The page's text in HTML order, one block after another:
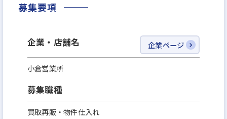
で初めて、2年連続で女性活躍推進に優れた企業「な
今より安定した環境で、もっと大きなキャリアを描
けるチャンスに挑戦してみませんか？
募集要項
企業・店舗名 企業ページ
小倉営業所
募集職種
買取再販・物件仕入れ